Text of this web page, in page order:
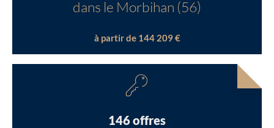
dans le Morbihan (56)
à partir de 144 209 €
146 offres